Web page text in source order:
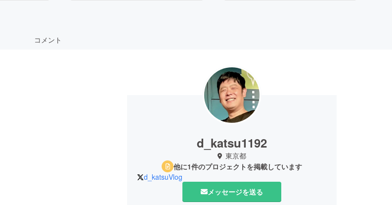
コメント
d_katsu1192
東京都
他に1件のプロジェクトを掲載しています
d_katsuVlog
メッセージを送る